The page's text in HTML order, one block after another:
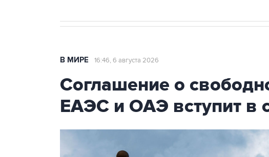
В МИРЕ 16:46, 6 августа 2026
Соглашение о
ЕАЭС и ОАЭ вступит в